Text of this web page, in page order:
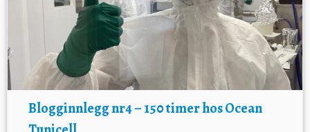
Blogginnlegg nr4 – 150 timer hos Ocean